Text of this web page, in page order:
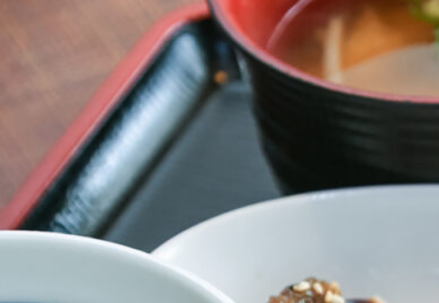
エリアから探す
カテゴリーから探す
SPECIAL